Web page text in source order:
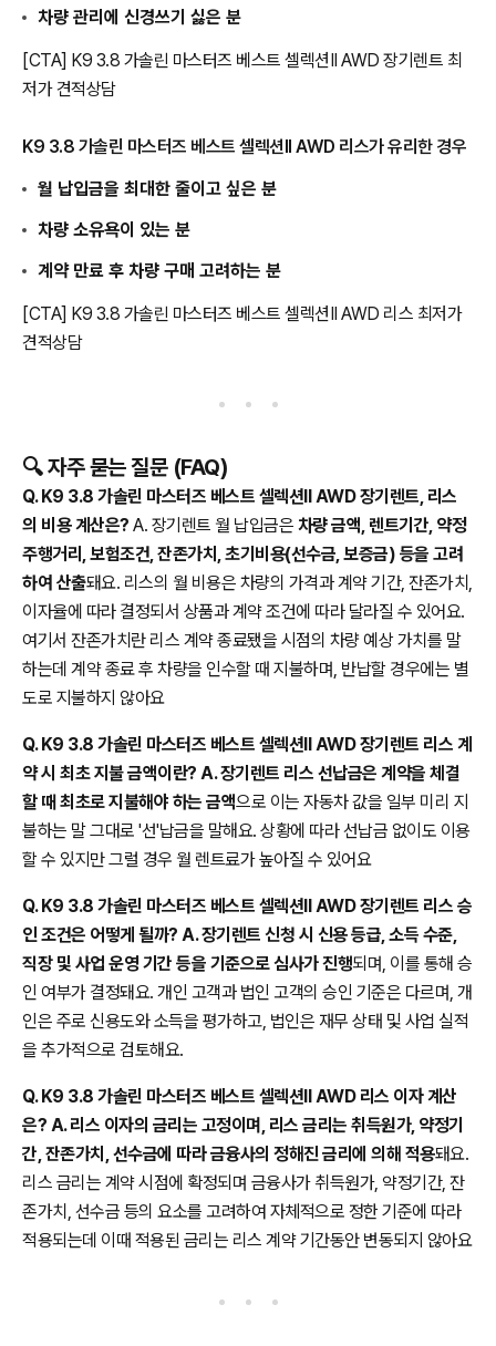
차량 관리에 신경쓰기 싫은 분
[CTA] K9 3.8 가솔린 마스터즈 베스트 셀렉션II AWD 장기렌트 최
저가 견적상담
K9 3.8 가솔린 마스터즈 베스트 셀렉션II AWD 리스가 유리한 경우
월 납입금을 최대한 줄이고 싶은 분
차량 소유욕이 있는 분
계약 만료 후 차량 구매 고려하는 분
[CTA] K9 3.8 가솔린 마스터즈 베스트 셀렉션II AWD 리스 최저가
견적상담
🔍 자주 묻는 질문 (FAQ)
Q. K9 3.8 가솔린 마스터즈 베스트 셀렉션II AWD 장기렌트, 리스
의 비용 계산은? A. 장기렌트 월 납입금은 차량 금액, 렌트기간, 약정
주행거리, 보험조건, 잔존가치, 초기비용(선수금, 보증금) 등을 고려
하여 산출돼요. 리스의 월 비용은 차량의 가격과 계약 기간, 잔존가치,
이자율에 따라 결정되서 상품과 계약 조건에 따라 달라질 수 있어요.
여기서 잔존가치란 리스 계약 종료됐을 시점의 차량 예상 가치를 말
하는데 계약 종료 후 차량을 인수할 때 지불하며, 반납할 경우에는 별
도로 지불하지 않아요
Q. K9 3.8 가솔린 마스터즈 베스트 셀렉션II AWD 장기렌트 리스 계
약 시 최초 지불 금액이란? A. 장기렌트 리스 선납금은 계약을 체결
할 때 최초로 지불해야 하는 금액으로 이는 자동차 값을 일부 미리 지
불하는 말 그대로 '선'납금을 말해요. 상황에 따라 선납금 없이도 이용
할 수 있지만 그럴 경우 월 렌트료가 높아질 수 있어요
Q. K9 3.8 가솔린 마스터즈 베스트 셀렉션II AWD 장기렌트 리스 승
인 조건은 어떻게 될까? A. 장기렌트 신청 시 신용 등급, 소득 수준,
직장 및 사업 운영 기간 등을 기준으로 심사가 진행되며, 이를 통해 승
인 여부가 결정돼요. 개인 고객과 법인 고객의 승인 기준은 다르며, 개
인은 주로 신용도와 소득을 평가하고, 법인은 재무 상태 및 사업 실적
을 추가적으로 검토해요.
Q. K9 3.8 가솔린 마스터즈 베스트 셀렉션II AWD 리스 이자 계산
은? A. 리스 이자의 금리는 고정이며, 리스 금리는 취득원가, 약정기
간, 잔존가치, 선수금에 따라 금융사의 정해진 금리에 의해 적용돼요.
리스 금리는 계약 시점에 확정되며 금융사가 취득원가, 약정기간, 잔
존가치, 선수금 등의 요소를 고려하여 자체적으로 정한 기준에 따라
적용되는데 이때 적용된 금리는 리스 계약 기간동안 변동되지 않아요